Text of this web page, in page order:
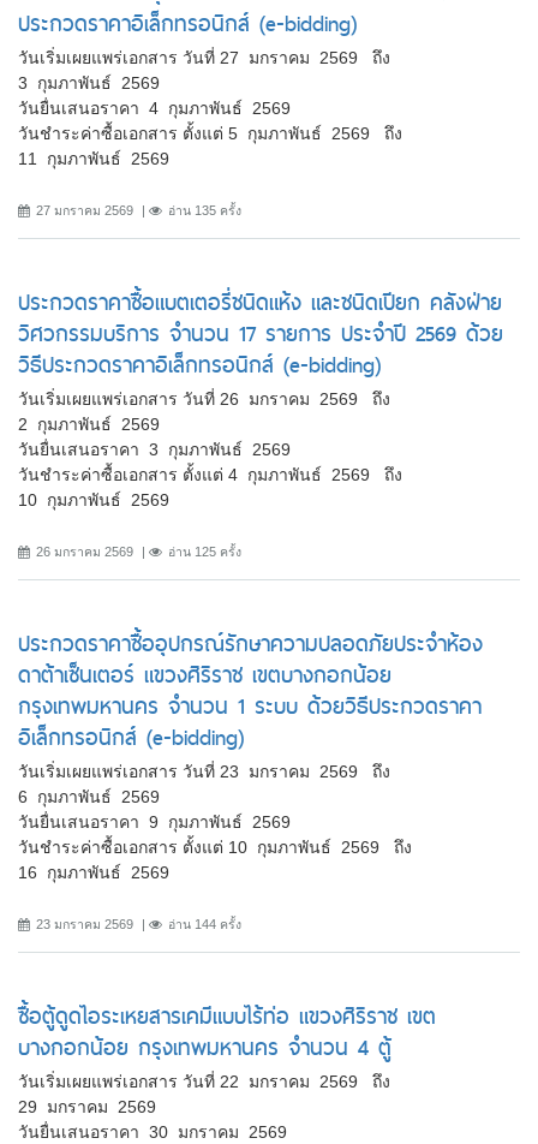
ประกวดราคาอิเล็กทรอนิกส์ (e-bidding)
วันเริ่มเผยแพร่เอกสาร วันที่ 27 มกราคม 2569 ถึง
3 กุมภาพันธ์ 2569
วันยื่นเสนอราคา 4 กุมภาพันธ์ 2569
วันชำระค่าซื้อเอกสาร ตั้งแต่ 5 กุมภาพันธ์ 2569 ถึง
11 กุมภาพันธ์ 2569
27 มกราคม 2569 อ่าน 135 ครั้ง
ประกวดราคาซื้อแบตเตอรี่ชนิดแห้ง และชนิดเปียก คลังฝ่าย
วิศวกรรมบริการ จำนวน 17 รายการ ประจำปี 2569 ด้วย
วิธีประกวดราคาอิเล็กทรอนิกส์ (e-bidding)
วันเริ่มเผยแพร่เอกสาร วันที่ 26 มกราคม 2569 ถึง
2 กุมภาพันธ์ 2569
วันยื่นเสนอราคา 3 กุมภาพันธ์ 2569
วันชำระค่าซื้อเอกสาร ตั้งแต่ 4 กุมภาพันธ์ 2569 ถึง
10 กุมภาพันธ์ 2569
26 มกราคม 2569 อ่าน 125 ครั้ง
ประกวดราคาซื้ออุปกรณ์รักษาความปลอดภัยประจำห้อง
ดาต้าเซ็นเตอร์ แขวงศิริราช เขตบางกอกน้อย
กรุงเทพมหานคร จำนวน 1 ระบบ ด้วยวิธีประกวดราคา
อิเล็กทรอนิกส์ (e-bidding)
วันเริ่มเผยแพร่เอกสาร วันที่ 23 มกราคม 2569 ถึง
6 กุมภาพันธ์ 2569
วันยื่นเสนอราคา 9 กุมภาพันธ์ 2569
วันชำระค่าซื้อเอกสาร ตั้งแต่ 10 กุมภาพันธ์ 2569 ถึง
16 กุมภาพันธ์ 2569
23 มกราคม 2569 อ่าน 144 ครั้ง
ซื้อตู้ดูดไอระเหยสารเคมีแบบไร้ท่อ แขวงศิริราช เขต
บางกอกน้อย กรุงเทพมหานคร จำนวน 4 ตู้
วันเริ่มเผยแพร่เอกสาร วันที่ 22 มกราคม 2569 ถึง
29 มกราคม 2569
วันยื่นเสนอราคา 30 มกราคม 2569